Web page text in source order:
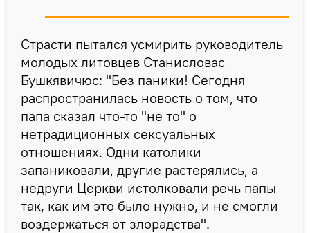
Страсти пытался усмирить руководитель
молодых литовцев Станисловас
Бушкявичюс: "Без паники! Сегодня
распространилась новость о том, что
папа сказал что-то "не то" о
нетрадиционных сексуальных
отношениях. Одни католики
запаниковали, другие растерялись, а
недруги Церкви истолковали речь папы
так, как им это было нужно, и не смогли
воздержаться от злорадства".